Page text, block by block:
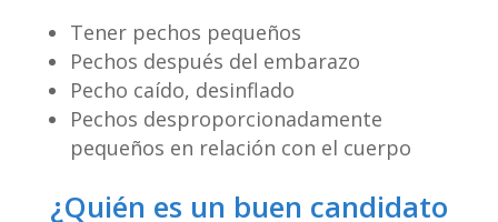
Tener pechos pequeños
Pechos después del embarazo
Pecho caído, desinflado
Pechos desproporcionadamente
pequeños en relación con el cuerpo
¿Quién es un buen candidato